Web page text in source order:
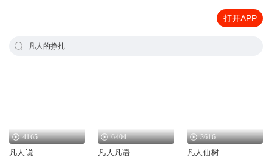
打开APP
凡人的挣扎
4165
凡人说
6404
凡人凡语
3616
凡人仙树